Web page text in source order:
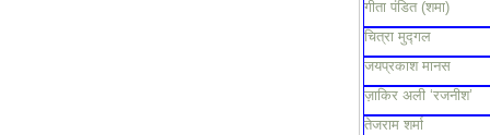
गीता पंडित (शमा)
चित्रा मुद्गल
जयप्रकाश मानस
ज़ाकिर अली ‘रजनीश’
तेजराम शर्मा